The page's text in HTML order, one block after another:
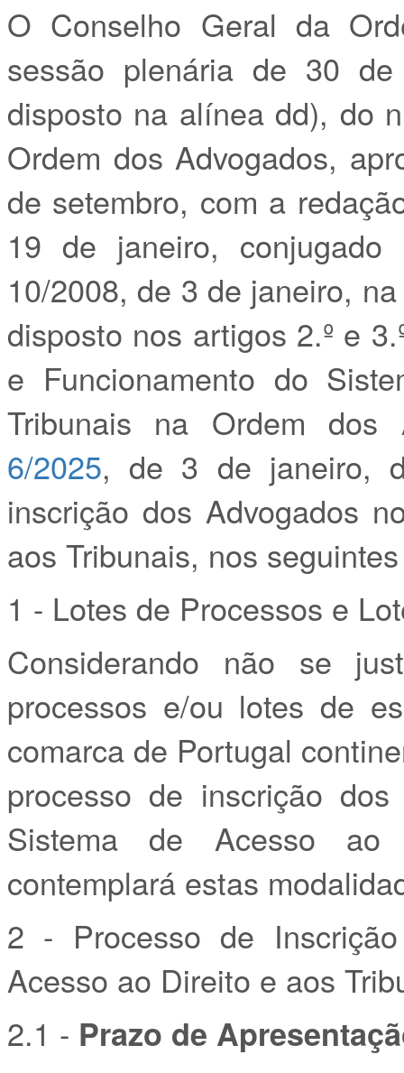
O Conselho Geral da
sessão plenária de 30
disposto na alínea dd), do
Ordem dos Advogados,
de setembro, com a
19 de janeiro,
10/2008, de 3 de janeiro,
disposto nos artigos 2.º e
e Funcionamento do
Tribunais na Ordem
6/2025, de 3 de janeiro,
inscrição dos Advogados
aos Tribunais, nos
1 - Lotes de Processos e
Considerando não se
processos e/ou lotes de
comarca de Portugal
processo de inscrição
Sistema de Acesso
contemplará estas
2 - Processo de
Acesso ao Direito e aos
2.1 - Prazo de